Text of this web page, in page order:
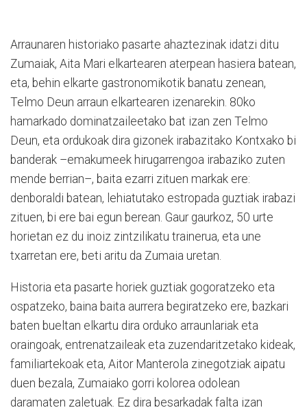
Arraunaren historiako pasarte ahaztezinak idatzi ditu
Zumaiak, Aita Mari elkartearen aterpean hasiera batean,
eta, behin elkarte gastronomikotik banatu zenean,
Telmo Deun arraun elkartearen izenarekin. 80ko
hamarkado dominatzaileetako bat izan zen Telmo
Deun, eta ordukoak dira gizonek irabazitako Kontxako bi
banderak –emakumeek hirugarrengoa irabaziko zuten
mende berrian–, baita ezarri zituen markak ere:
denboraldi batean, lehiatutako estropada guztiak irabazi
zituen, bi ere bai egun berean. Gaur gaurkoz, 50 urte
horietan ez du inoiz zintzilikatu trainerua, eta une
txarretan ere, beti aritu da Zumaia uretan.
Historia eta pasarte horiek guztiak gogoratzeko eta
ospatzeko, baina baita aurrera begiratzeko ere, bazkari
baten bueltan elkartu dira orduko arraunlariak eta
oraingoak, entrenatzaileak eta zuzendaritzetako kideak,
familiartekoak eta, Aitor Manterola zinegotziak aipatu
duen bezala, Zumaiako gorri kolorea odolean
daramaten zaletuak. Ez dira besarkadak falta izan